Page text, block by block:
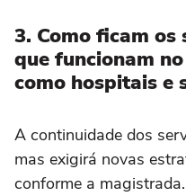
3. Como ficam os
que funcionam
como hospitais e
A continuidade dos
mas exigirá novas
conforme a